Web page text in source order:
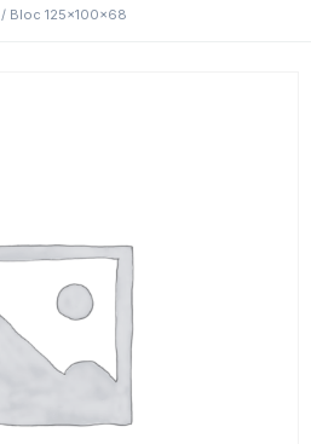
/ Bloc 125x100x68